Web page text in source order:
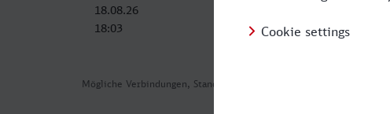
Mögliche Verbindungen, Stand: 2026-08-04 06:45
18.08.26
18:03